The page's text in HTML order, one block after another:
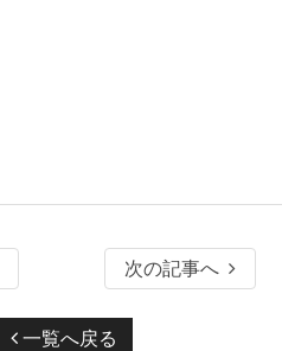
次の記事へ
一覧へ戻る